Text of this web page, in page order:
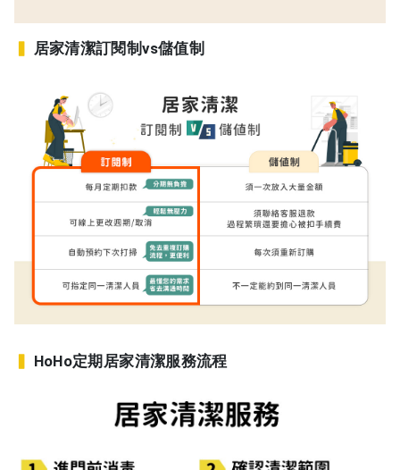
▍ 居家清潔訂閱制vs儲值制
▍ HoHo定期居家清潔服務流程